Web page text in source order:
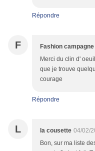
Répondre
F Fashion campagne
Merci du clin d'
que je trouve
courage
Répondre
L la cousette 04/02/
Bon, sur ma liste